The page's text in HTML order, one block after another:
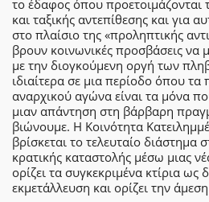
το έδαφος όπου προετοιμάζονται
και ταξικής αντεπίθεσης και για
στο πλαίσιο της «προληπτικής
βρουν κοινωνικές προσβάσεις
με την διογκούμενη οργή των
ιδιαίτερα σε μια περίοδο όπου
αναρχικού αγώνα είναι τα μόνα
μιαν απάντηση στη βάρβαρη
βιώνουμε. Η Κοινότητα
βρίσκεται το τελευταίο διάστημα
κρατικής καταστολής μέσω μιας
ορίζει τα συγκεκριμένα κτίρια ως
εκμετάλλευση και ορίζει την